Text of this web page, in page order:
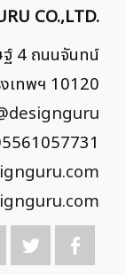
CO.,LTD.
ฐ์ 4 ถนนจันทน์
เทพฯ 10120